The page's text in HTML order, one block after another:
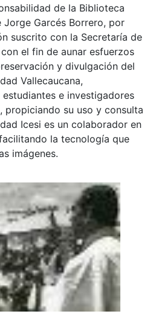
de la Biblioteca
Jorge Garcés Borrero, por
suscrito con la Secretaría de
el fin de aunar esfuerzos
y divulgación del
Vallecaucana,
e investigadores
propiciando su uso y consulta
Icesi es un colaborador en
la tecnología que
imágenes.